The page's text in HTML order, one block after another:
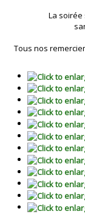
La soirée
Tous nos